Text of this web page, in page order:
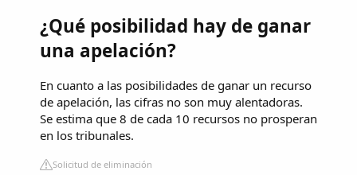
¿Qué posibilidad hay de ganar
una apelación?
En cuanto a las posibilidades de ganar un recurso
de apelación, las cifras no son muy alentadoras.
Se estima que 8 de cada 10 recursos no prosperan
en los tribunales.
Solicitud de eliminación